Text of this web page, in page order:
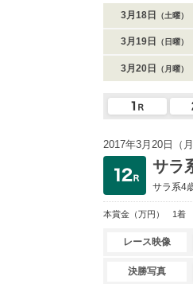
3月18日 （土曜）
3月19日 （日曜）
3月20日 （月曜）
2017年3月20日（
サラ
サラ系4
本賞金 （万円） 1着
レース映像
決勝写真